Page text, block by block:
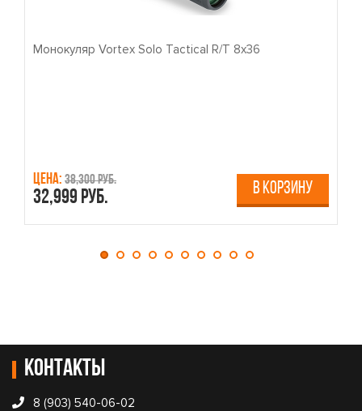
Монокуляр Vortex Solo Tactical R/T 8x36
Цена: 38,300 руб.
32,999 руб. В КОРЗИНУ
Контакты
8 (903) 540-06-02